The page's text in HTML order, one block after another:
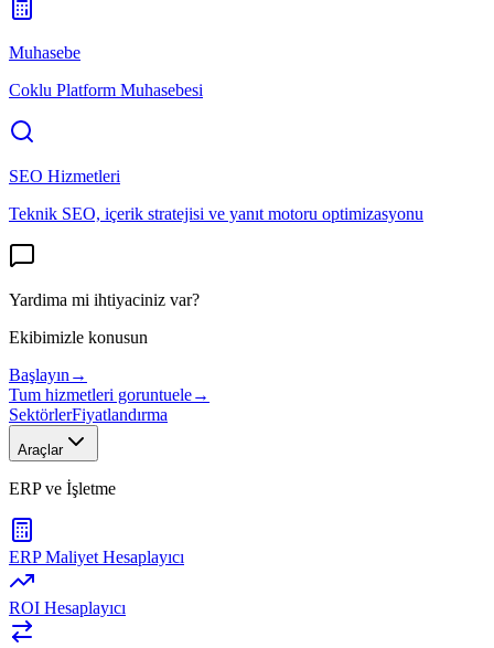
Muhasebe
Coklu Platform Muhasebesi
SEO Hizmetleri
Teknik SEO, içerik stratejisi ve yanıt motoru optimizasyonu
Yardima mi ihtiyaciniz var?
Ekibimizle konusun
Başlayın →
Tum hizmetleri goruntuele→
SektörlerFiyatlandırma
Araçlar
ERP ve İşletme
ERP Maliyet Hesaplayıcı
ROI Hesaplayıcı